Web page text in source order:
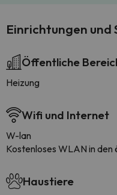
Einrichtungen und
Öffentliche
Heizung
Wifi und Internet
W-lan
Kostenloses WLAN in
Haustiere